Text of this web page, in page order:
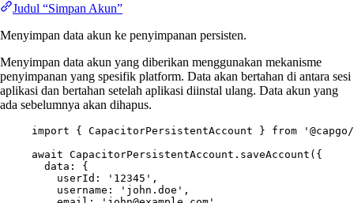
Judul “Simpan Akun”
Menyimpan data akun ke penyimpanan persisten.
Menyimpan data akun yang diberikan menggunakan mekanisme
penyimpanan yang spesifik platform. Data akan bertahan di antara sesi
aplikasi dan bertahan setelah aplikasi diinstal ulang. Data akun yang
ada sebelumnya akan dihapus.
import { CapacitorPersistentAccount } from
await CapacitorPersistentAccount. saveAccount ({
data: {
userId:
'12345' ,
username:
'john.doe' ,